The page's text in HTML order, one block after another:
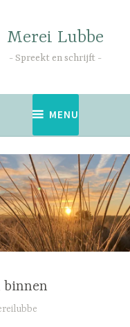
Merei Lubbe
Spreekt en schrijft
MENU
binnen